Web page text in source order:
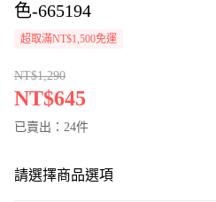
色-665194
超取滿NT$1,500免運
NT$1,290
NT$645
已賣出：24件
請選擇商品選項